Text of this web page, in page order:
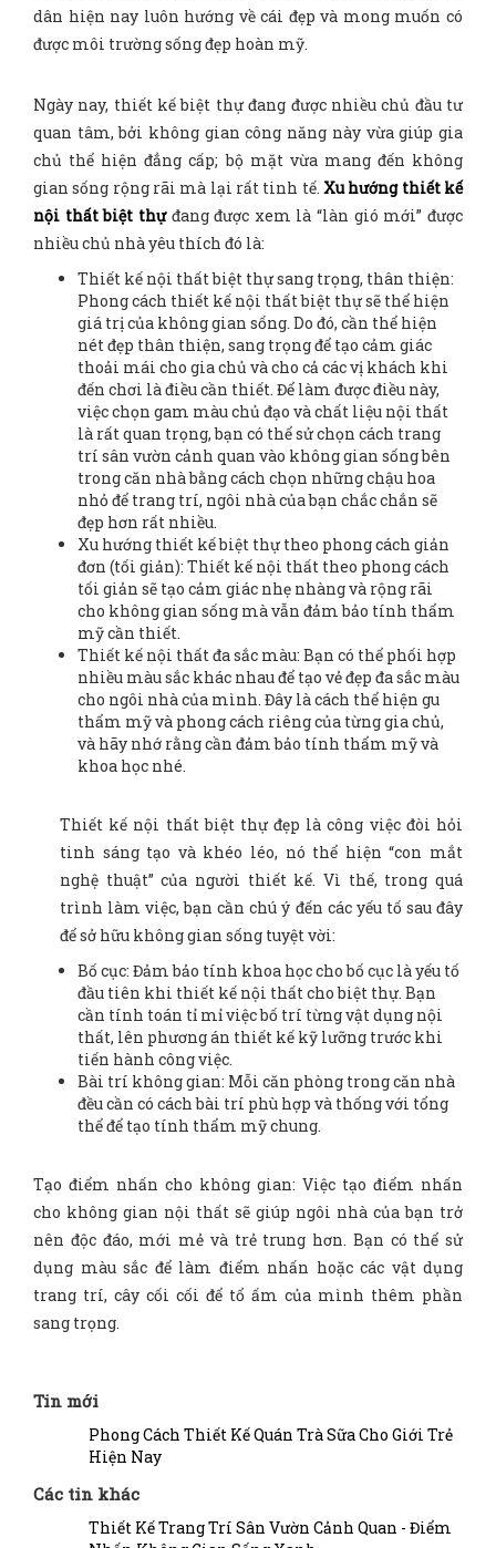
dân hiện nay luôn hướng về cái đẹp và mong muốn có
được môi trường sống đẹp hoàn mỹ.
Ngày nay, thiết kế biệt thự đang được nhiều chủ đầu tư
quan tâm, bởi không gian công năng này vừa giúp gia
chủ thể hiện đẳng cấp; bộ mặt vừa mang đến không
gian sống rộng rãi mà lại rất tinh tế. Xu hướng thiết kế
nội thất biệt thựđang được xem là “làn gió mới” được
nhiều chủ nhà yêu thích đó là:
Thiết kế nội thất biệt thự sang trọng, thân thiện:
Phong cách thiết kế nội thất biệt thự sẽ thể hiện
giá trị của không gian sống. Do đó, cần thể hiện
nét đẹp thân thiện, sang trọng để tạo cảm giác
thoải mái cho gia chủ và cho cả các vị khách khi
đến chơi là điều cần thiết. Để làm được điều này,
việc chọn gam màu chủ đạo và chất liệu nội thất
là rất quan trọng, bạn có thể sử chọn cách trang
trí sân vườn cảnh quan vào không gian sống bên
trong căn nhà bằng cách chọn những chậu hoa
nhỏ để trang trí, ngôi nhà của bạn chắc chắn sẽ
đẹp hơn rất nhiều.
Xu hướng thiết kế biệt thự theo phong cách giản
đơn (tối giản): Thiết kế nội thất theo phong cách
tối giản sẽ tạo cảm giác nhẹ nhàng và rộng rãi
cho không gian sống mà vẫn đảm bảo tính thẩm
mỹ cần thiết.
Thiết kế nội thất đa sắc màu: Bạn có thể phối hợp
nhiều màu sắc khác nhau để tạo vẻ đẹp đa sắc màu
cho ngôi nhà của mình. Đây là cách thể hiện gu
thẩm mỹ và phong cách riêng của từng gia chủ,
và hãy nhớ rằng cần đảm bảo tính thẩm mỹ và
khoa học nhé.
Thiết kế nội thất biệt thự đẹp là công việc đòi hỏi
tinh sáng tạo và khéo léo, nó thể hiện “con mắt
nghệ thuật” của người thiết kế. Vì thế, trong quá
trình làm việc, bạn cần chú ý đến các yếu tố sau đây
để sở hữu không gian sống tuyệt vời:
Bố cục: Đảm bảo tính khoa học cho bố cục là yếu tố
đầu tiên khi thiết kế nội thất cho biệt thự. Bạn
cần tính toán tỉ mỉ việc bố trí từng vật dụng nội
thất, lên phương án thiết kế kỹ lưỡng trước khi
tiến hành công việc.
Bài trí không gian: Mỗi căn phòng trong căn nhà
đều cần có cách bài trí phù hợp và thống với tổng
thể để tạo tính thẩm mỹ chung.
Tạo điểm nhấn cho không gian: Việc tạo điểm nhấn
cho không gian nội thất sẽ giúp ngôi nhà của bạn trở
nên độc đáo, mới mẻ và trẻ trung hơn. Bạn có thể sử
dụng màu sắc để làm điểm nhấn hoặc các vật dụng
trang trí, cây cối cối để tổ ấm của mình thêm phần
sang trọng.
Tin mới
Phong Cách Thiết Kế Quán Trà Sữa Cho Giới Trẻ
Hiện Nay
Các tin khác
Thiết Kế Trang Trí Sân Vườn Cảnh Quan - Điểm